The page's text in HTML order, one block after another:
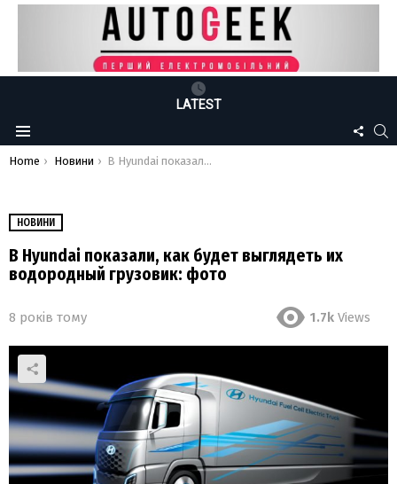
LATEST
Menu
US
You are here:
Home Новини В Hyundai показали, как будет выглядеть их водородный грузовик: фото
НОВИНИ
В Hyundai показали, как будет выглядеть их
водородный грузовик: фото
8 років тому 1.7k Views